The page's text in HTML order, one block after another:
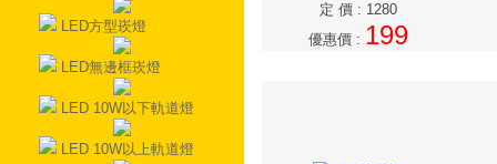
LED方型崁燈
LED無邊框崁燈
LED 10W以下軌道燈
LED 10W以上軌道燈
定 價: 1280
優惠價: 199